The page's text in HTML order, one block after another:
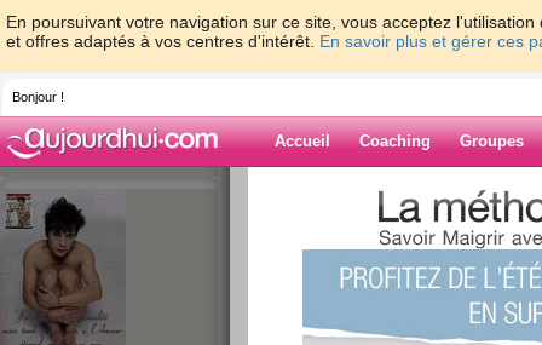
En poursuivant votre navigation sur ce site, vous acceptez
et offres adaptés à vos centres d'intérêt. En savoir plus et gérer ces
Bonjour !
Accueil Coaching Groupes
>
Blog de